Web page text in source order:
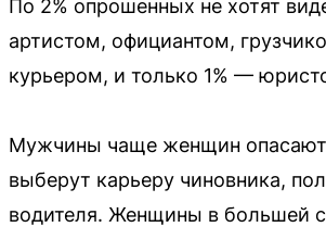
По 2% опрошенных не хотят
артистом, официантом,
курьером, и только 1% —
Мужчины чаще женщин
выберут карьеру чиновника,
водителя. Женщины в большей